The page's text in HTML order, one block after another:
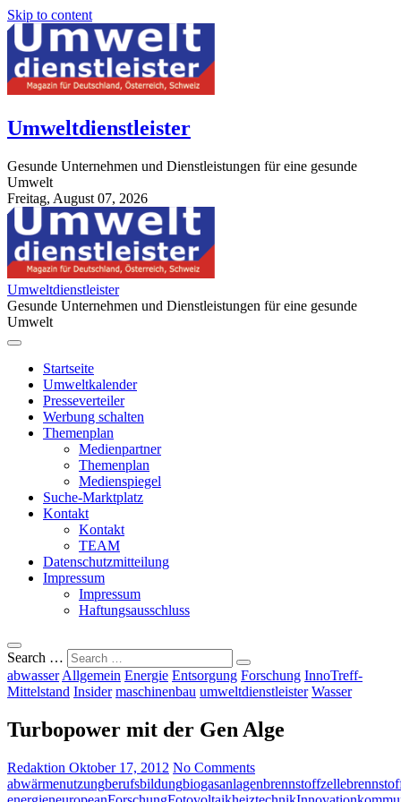
Skip to content
Umweltdienstleister
Gesunde Unternehmen und Dienstleistungen für eine gesunde
Umwelt
Freitag, August 07, 2026
StuttgartApotheke.com
Umweltdienstleister
Gesunde Unternehmen und Dienstleistungen für eine gesunde
Umwelt
Startseite
Umweltkalender
Presseverteiler
Werbung schalten
Themenplan
Medienpartner
Themenplan
Medienspiegel
Suche-Marktplatz
Kontakt
Kontakt
TEAM
Datenschutzmitteilung
Impressum
Impressum
Haftungsausschluss
Search …
abwasser Allgemein Energie Entsorgung Forschung InnoTreff-
Mittelstand Insider maschinenbau umweltdienstleister Wasser
Turbopower mit der Gen Alge
Redaktion Oktober 17, 2012 No Comments
abwärmenutzungberufsbildungbiogasanlagenbrennstoffzelle